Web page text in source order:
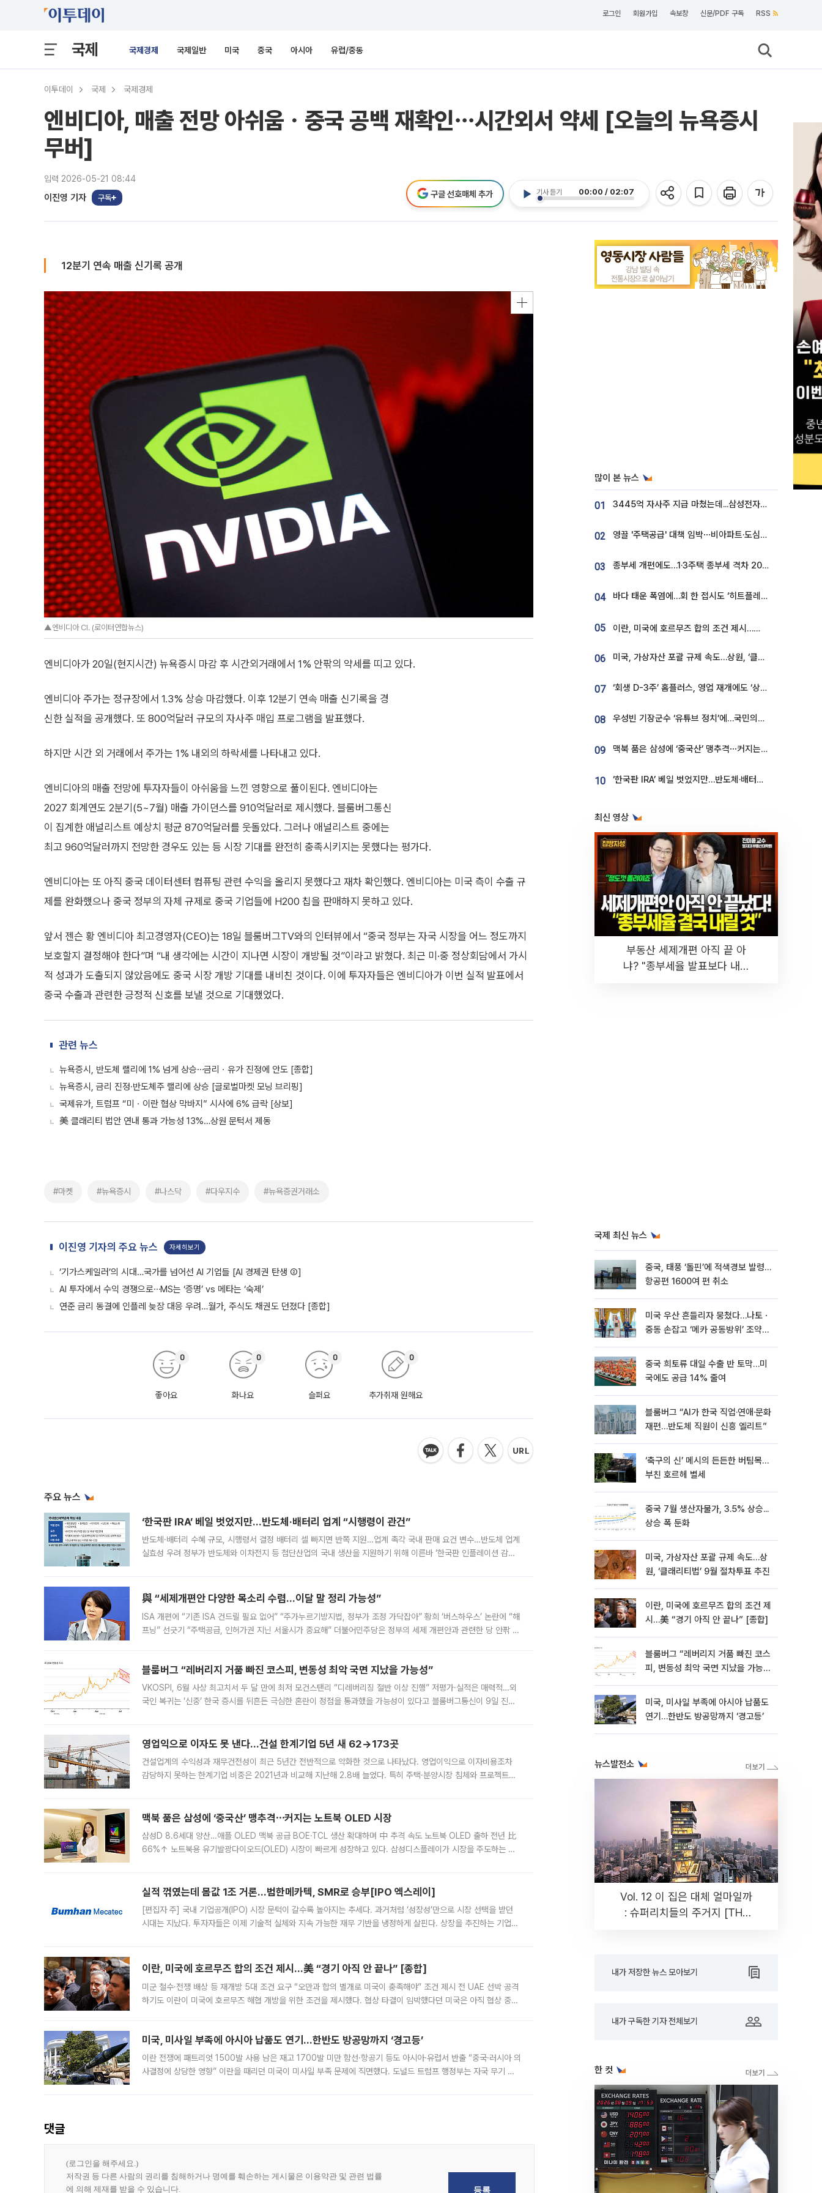
로그인 회원가입 속보창 신문/PDF 구독 RSS
국제 국제경제 국제일반 미국 중국 아시아 유럽/중동
이투데이 국제 국제경제
엔비디아, 매출 전망 아쉬움ㆍ중국 공백 재확인⋯시간외서 약세 [오늘의 뉴욕증시
무버]
입력 2026-05-21 08:44
이진영 기자 구독
기사 듣기 00:00 / 02:07
구글 선호매체 추가
12분기 연속 매출 신기록 공개
▲엔비디아 CI. (로이터연합뉴스)
엔비디아가 20일(현지시간) 뉴욕증시 마감 후 시간외거래에서 1% 안팎의 약세를 띠고 있다.
엔비디아 주가는 정규장에서 1.3% 상승 마감했다. 이후 12분기 연속 매출 신기록을 경
신한 실적을 공개했다. 또 800억달러 규모의 자사주 매입 프로그램을 발표했다.
하지만 시간 외 거래에서 주가는 1% 내외의 하락세를 나타내고 있다.
엔비디아의 매출 전망에 투자자들이 아쉬움을 느낀 영향으로 풀이된다. 엔비디아는
2027 회계연도 2분기(5~7월) 매출 가이던스를 910억달러로 제시했다. 블룸버그통신
이 집계한 애널리스트 예상치 평균 870억달러를 웃돌았다. 그러나 애널리스트 중에는
최고 960억달러까지 전망한 경우도 있는 등 시장 기대를 완전히 충족시키지는 못했다는 평가다.
엔비디아는 또 아직 중국 데이터센터 컴퓨팅 관련 수익을 올리지 못했다고 재차 확인했다. 엔비디아는 미국 측이 수출 규
제를 완화했으나 중국 정부의 자체 규제로 중국 기업들에 H200 칩을 판매하지 못하고 있다.
앞서 젠슨 황 엔비디아 최고경영자(CEO)는 18일 블룸버그TV와의 인터뷰에서 “중국 정부는 자국 시장을 어느 정도까지
보호할지 결정해야 한다”며 “내 생각에는 시간이 지나면 시장이 개방될 것”이라고 밝혔다. 최근 미·중 정상회담에서 가시
적 성과가 도출되지 않았음에도 중국 시장 개방 기대를 내비친 것이다. 이에 투자자들은 엔비디아가 이번 실적 발표에서
중국 수출과 관련한 긍정적 신호를 보낼 것으로 기대했었다.
관련 뉴스
뉴욕증시, 반도체 랠리에 1% 넘게 상승⋯금리ㆍ유가 진정에 안도 [종합]
뉴욕증시, 금리 진정·반도체주 랠리에 상승 [글로벌마켓 모닝 브리핑]
국제유가, 트럼프 “미ㆍ이란 협상 막바지” 시사에 6% 급락 [상보]
美 클래리티 법안 연내 통과 가능성 13%…상원 문턱서 제동
#마켓 #뉴욕증시 #나스닥 #다우지수 #뉴욕증권거래소
이진영 기자의 주요 뉴스 자세히보기
‘기가스케일러’의 시대…국가를 넘어선 AI 기업들 [AI 경제권 탄생 ②]
AI 투자에서 수익 경쟁으로⋯MS는 ‘증명’ vs 메타는 ‘숙제’
연준 금리 동결에 인플레 늦장 대응 우려…월가, 주식도 채권도 던졌다 [종합]
좋아요
0
화나요
0
슬퍼요
0
추가취재 원해요
0
주요 뉴스
‘한국판 IRA’ 베일 벗었지만…반도체·배터리 업계 “시행령이 관건”
반도체·배터리 수혜 규모, 시행령서 결정 배터리 셀 빠지면 반쪽 지원…업계 촉각 국내 판매 요건 변수…반도체 업계
실효성 우려 정부가 반도체와 이차전지 등 첨단산업의 국내 생산을 지원하기 위해 이른바 ‘한국판 인플레이션 감축
與 “세제개편안 다양한 목소리 수렴…이달 말 정리 가능성”
ISA 개편에 “기존 ISA 건드릴 필요 없어” “주가누르기방지법, 정부가 조정 가닥잡아” 황희 ‘버스하우스’ 논란에 “해
프닝” 선긋기 “주택공급, 인허가권 지닌 서울시가 중요해” 더불어민주당은 정부의 세제 개편안과 관련한 당 안팎 의
블룸버그 “레버리지 거품 빠진 코스피, 변동성 최악 국면 지났을 가능성”
VKOSPI, 6월 사상 최고치서 두 달 만에 최저 모건스탠리 “디레버리징 절반 이상 진행” 저평가·실적은 매력적…외
국인 복귀는 ‘신중’ 한국 증시를 뒤흔든 극심한 혼란이 정점을 통과했을 가능성이 있다고 블룸버그통신이 9일 진단
영업익으로 이자도 못 낸다…건설 한계기업 5년 새 62→173곳
건설업계의 수익성과 재무건전성이 최근 5년간 전반적으로 악화한 것으로 나타났다. 영업이익으로 이자비용조차
감당하지 못하는 한계기업 비중은 2021년과 비교해 지난해 2.8배 늘었다. 특히 주택·분양시장 침체와 프로젝트파
맥북 품은 삼성에 ‘중국산’ 맹추격⋯커지는 노트북 OLED 시장
삼성D 8.6세대 양산…애플 OLED 맥북 공급 BOE·TCL 생산 확대하며 中 추격 속도 노트북 OLED 출하 전년 比
66%↑ 노트북용 유기발광다이오드(OLED) 시장이 빠르게 성장하고 있다. 삼성디스플레이가 시장을 주도하는 가
실적 꺾였는데 몸값 1조 거론…범한메카텍, SMR로 승부[IPO 엑스레이]
[편집자 주] 국내 기업공개(IPO) 시장 문턱이 갈수록 높아지는 추세다. 과거처럼 ‘성장성’만으로 시장 선택을 받던
시대는 지났다. 투자자들은 이제 기술적 실체와 지속 가능한 재무 기반을 냉정하게 살핀다. 상장을 추진하는 기업들
이란, 미국에 호르무즈 합의 조건 제시…美 “경기 아직 안 끝나” [종합]
미군 철수·전쟁 배상 등 재개방 5대 조건 요구 “오만과 합의 별개로 미국이 충족해야” 조건 제시 전 UAE 선박 공격
하기도 이란이 미국에 호르무즈 해협 개방을 위한 조건을 제시했다. 협상 타결이 임박했다던 미국은 아직 협상 중이
미국, 미사일 부족에 아시아 납품도 연기…한반도 방공망까지 ‘경고등’
이란 전쟁에 패트리엇 1500발 사용 남은 재고 1700발 미만 함선·항공기 등도 아시아·유럽서 반출 “중국·러시아 의
사결정에 상당한 영향” 이란을 때리던 미국이 미사일 부족 문제에 직면했다. 도널드 트럼프 행정부는 자국 무기 공
댓글
많이 본 뉴스
01 3445억 자사주 지급 마쳤는데...삼성전자 DX노조, 뒤늦은 '떼쓰기 집회'
02 영끌 '주택공급' 대책 임박⋯비아파트·도심복합까지 총동원
03 종부세 개편에도…1·3주택 종부세 격차 2028년부터 확대
04 바다 태운 폭염에…회 한 접시도 ‘히트플레이션’
05 이란, 미국에 호르무즈 합의 조건 제시…美 “경기 아직 안 끝나” [종합]
06 미국, 가상자산 포괄 규제 속도…상원, ‘클래리티법’ 9월 절차투표 추진
07 ‘회생 D-3주’ 홈플러스, 영업 재개에도 ‘상품 공급망’ 복구가 생존 관건
08 우성빈 기장군수 ‘유튜브 정치’에…국민의힘 군의원들 집단 반발
09 맥북 품은 삼성에 ‘중국산’ 맹추격⋯커지는 노트북 OLED 시장
10 ‘한국판 IRA’ 베일 벗었지만…반도체·배터리 업계 “시행령이 관건”
최신 영상
부동산 세제개편 아직 끝 아
냐? "종부세율 발표보다 내릴
국제 최신 뉴스
중국, 태풍 ‘돌핀’에 적색경보 발령…
항공편 1600여 편 취소
미국 우산 흔들리자 뭉쳤다…나토ㆍ
중동 손잡고 ‘메카 공동방위’ 조약
중국 희토류 대일 수출 반 토막…미
국에도 공급 14% 줄여
블룸버그 “AI가 한국 직업·연애·문화
재편…반도체 직원이 신흥 엘리트”
‘축구의 신’ 메시의 든든한 버팀목…
부친 호르헤 별세
중국 7월 생산자물가, 3.5% 상승...
상승 폭 둔화
미국, 가상자산 포괄 규제 속도…상
원, ‘클래리티법’ 9월 절차투표 추진
이란, 미국에 호르무즈 합의 조건 제
시…美 “경기 아직 안 끝나” [종합]
블룸버그 “레버리지 거품 빠진 코스
피, 변동성 최악 국면 지났을 가능
미국, 미사일 부족에 아시아 납품도
연기…한반도 방공망까지 ‘경고등’
뉴스발전소
Vol. 12 이 집은 대체 얼마일까
: 슈퍼리치들의 주거지 [THE
내가 저장한 뉴스 모아보기
내가 구독한 기자 전체보기
한 컷